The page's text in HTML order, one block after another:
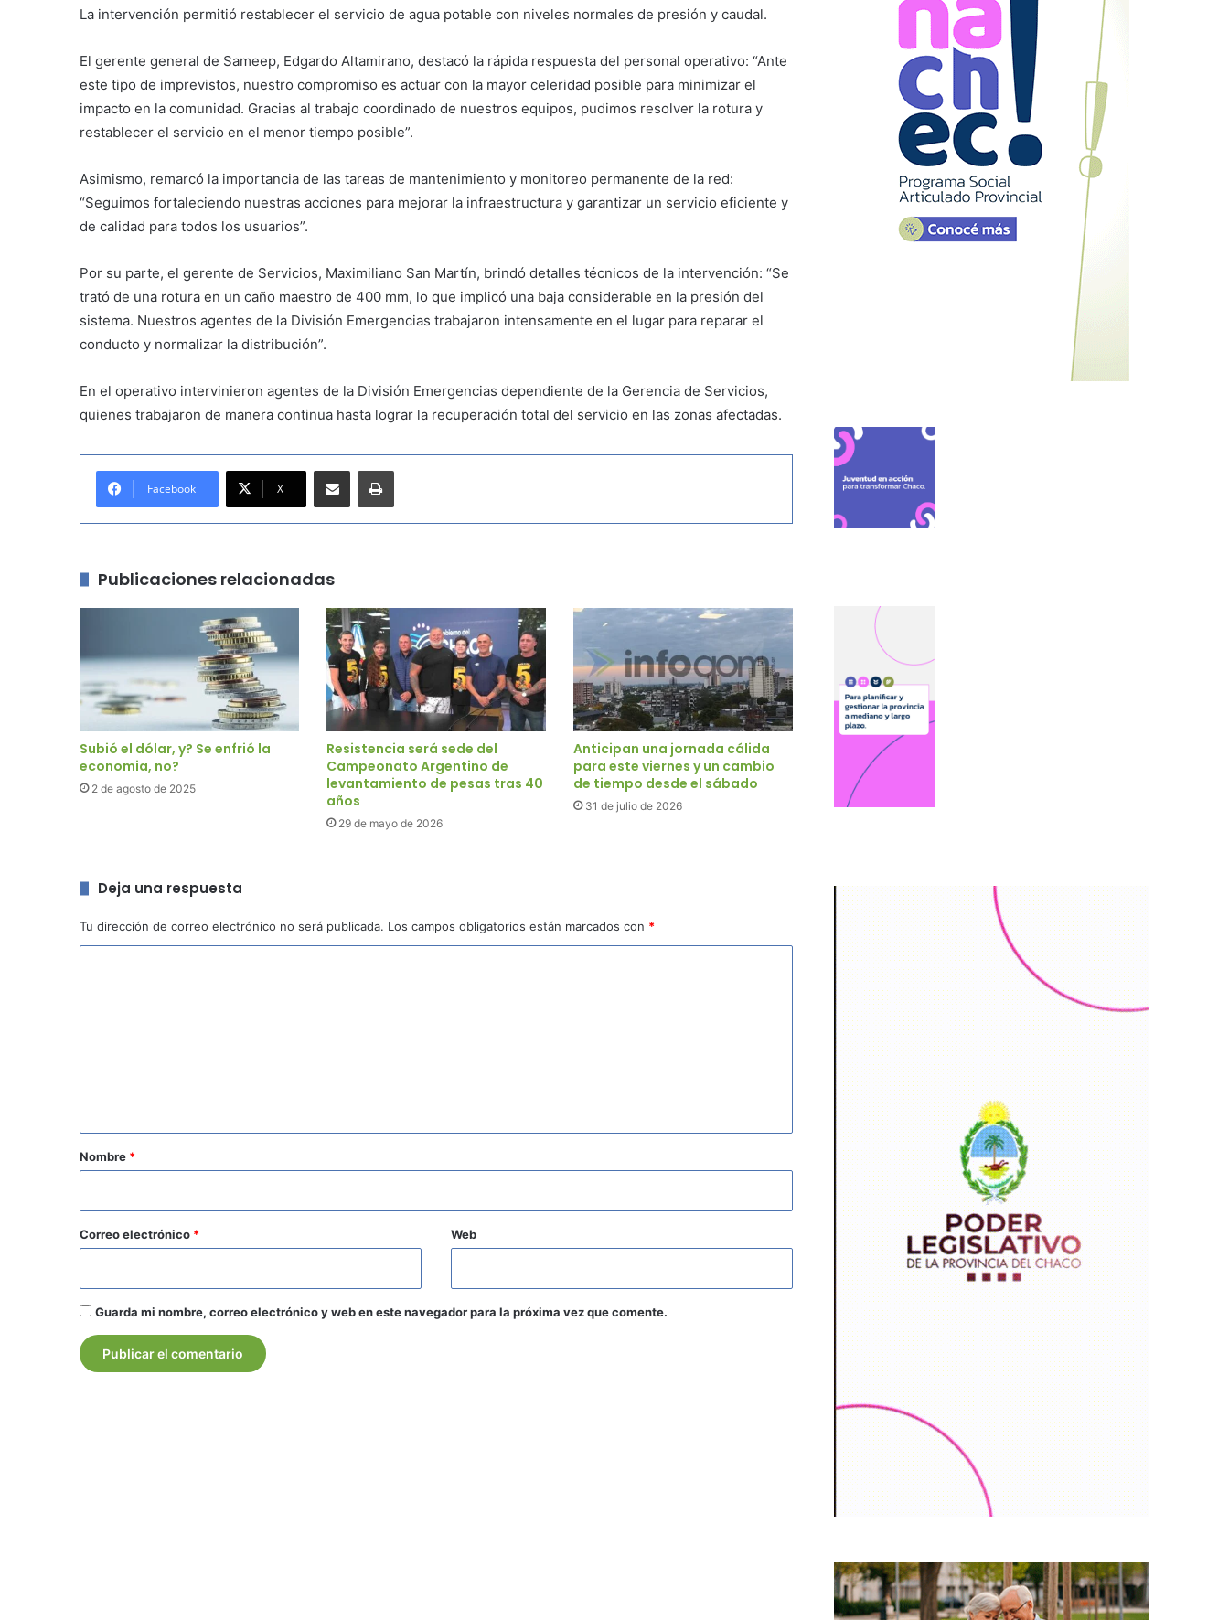
La intervención permitió restablecer el servicio de agua potable con niveles normales de presión y caudal.
El gerente general de Sameep, Edgardo Altamirano, destacó la rápida respuesta del personal operativo: “Ante
este tipo de imprevistos, nuestro compromiso es actuar con la mayor celeridad posible para minimizar el
impacto en la comunidad. Gracias al trabajo coordinado de nuestros equipos, pudimos resolver la rotura y
restablecer el servicio en el menor tiempo posible”.
Asimismo, remarcó la importancia de las tareas de mantenimiento y monitoreo permanente de la red:
“Seguimos fortaleciendo nuestras acciones para mejorar la infraestructura y garantizar un servicio eficiente y
de calidad para todos los usuarios”.
Por su parte, el gerente de Servicios, Maximiliano San Martín, brindó detalles técnicos de la intervención: “Se
trató de una rotura en un caño maestro de 400 mm, lo que implicó una baja considerable en la presión del
sistema. Nuestros agentes de la División Emergencias trabajaron intensamente en el lugar para reparar el
conducto y normalizar la distribución”.
En el operativo intervinieron agentes de la División Emergencias dependiente de la Gerencia de Servicios,
quienes trabajaron de manera continua hasta lograr la recuperación total del servicio en las zonas afectadas.
Facebook X
Publicaciones relacionadas
Subió el dólar, y? Se enfrió la
economia, no?
2 de agosto de 2025
Resistencia será sede del
Campeonato Argentino de
levantamiento de pesas tras 40
años
29 de mayo de 2026
Anticipan una jornada cálida
para este viernes y un cambio
de tiempo desde el sábado
31 de julio de 2026
Deja una respuesta
Tu dirección de correo electrónico no será publicada. Los campos obligatorios están marcados con *
r
o
*
Nombre *
Correo electrónico * Web
Guarda mi nombre, correo electrónico y web en este navegador para la próxima vez que comente.